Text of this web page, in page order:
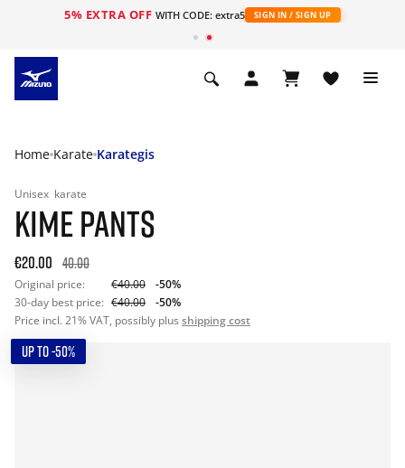
5% EXTRA OFF WITH CODE: extra5 SIGN IN / SIGN UP
Home Karate Karategis
Unisex karate
KIME PANTS
€20.00 40.00
Original price: €40.00
-50%
30-day best price: €40.00
-50%
Price incl. 21% VAT, possibly plus shipping cost
UP TO -50%